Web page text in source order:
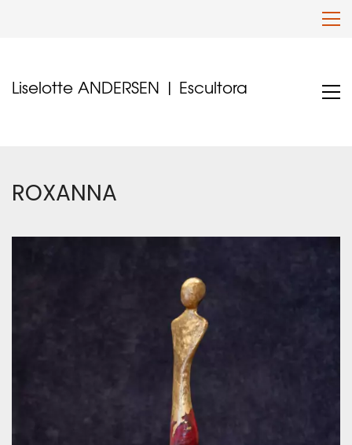
Liselotte ANDERSEN | Escultora
ROXANNA